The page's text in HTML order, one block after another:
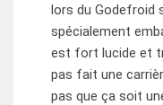
lors du Godefroid
spécialement
est fort lucide et
pas fait une
pas que ça soit